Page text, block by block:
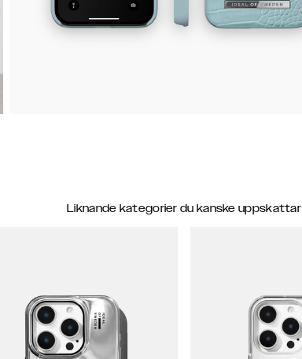
Liknande kategorier du kanske uppskattar